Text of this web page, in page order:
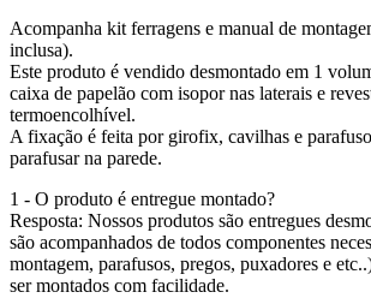
Acompanha kit ferragens e manual de
inclusa).
Este produto é vendido desmontado em 1
caixa de papelão com isopor nas laterais e
termoencolhível.
A fixação é feita por girofix, cavilhas e
parafusar na parede.
1 - O produto é entregue montado?
Resposta: Nossos produtos são entregues
são acompanhados de todos componentes
montagem, parafusos, pregos, puxadores e
ser montados com facilidade.